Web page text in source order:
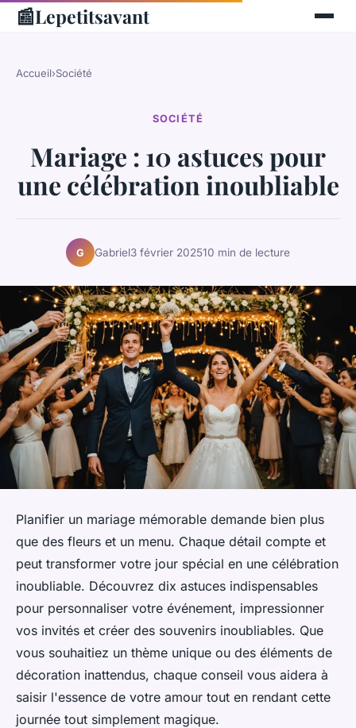
📰Lepetitsavant
Accueil›Société
SOCIÉTÉ
Mariage : 10 astuces pour
une célébration inoubliable
G Gabriel3 février 202510 min de lecture
Planifier un mariage mémorable demande bien plus
que des fleurs et un menu. Chaque détail compte et
peut transformer votre jour spécial en une célébration
inoubliable. Découvrez dix astuces indispensables
pour personnaliser votre événement, impressionner
vos invités et créer des souvenirs inoubliables. Que
vous souhaitiez un thème unique ou des éléments de
décoration inattendus, chaque conseil vous aidera à
saisir l'essence de votre amour tout en rendant cette
journée tout simplement magique.